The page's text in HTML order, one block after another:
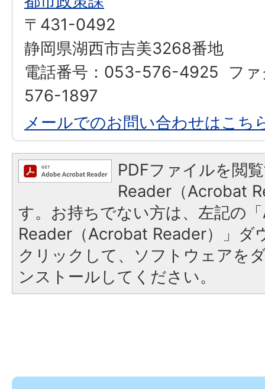
〒431-0492
静岡県湖西市吉美3268番地
電話番号：053-576-4925 フ
576-1897
メールでのお問い合わせはこち
PDFファイルを閲
Reader（Acrobat
す。お持ちでない方は、左記の
Reader（Acrobat Reader）」ダ
クリックして、ソフトウェアを
ンストールしてください。